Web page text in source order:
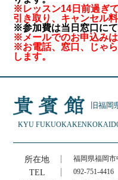
※レッスン14日前過ぎ
引き取り、キャンセル
※参加費は当日窓口に
※メールでのお申込み
※お電話、窓口、じゃ
します。
旧福岡
KYU FUKUOKAKEN
所在地 福岡県福岡
TEL 092-751-4416